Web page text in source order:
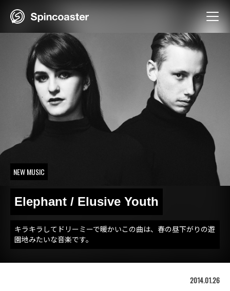
NEW MUSIC
Elephant / Elusive Youth
キラキラしてドリーミーで暖かいこの曲は、春の昼下がりの遊
園地みたいな音楽です。
2014.01.26